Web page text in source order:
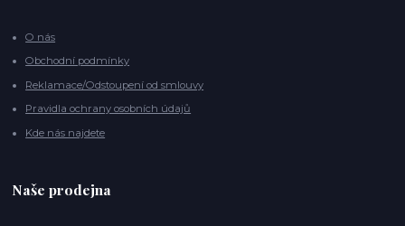
O nás
Obchodní podmínky
Reklamace/Odstoupení od smlouvy
Pravidla ochrany osobních údajů
Kde nás najdete
Naše prodejna